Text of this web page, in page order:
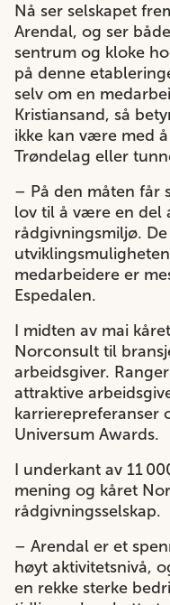
Nå ser selskapet
Arendal, og ser
sentrum og kloke
på denne
selv om en
Kristiansand, så
ikke kan være med
Trøndelag eller
– På den måten får
lov til å være en del
rådgivningsmiljø.
medarbeidere er
Espedalen.
I midten av mai
Norconsult til
arbeidsgiver.
attraktive
karrierepreferanser
Universum Awards.
I underkant av 11
mening og kåret
rådgivningsselskap.
– Arendal er et
høyt aktivitetsnivå,
en rekke sterke